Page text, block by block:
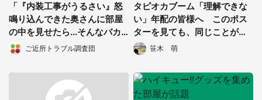
「『内装工事がうるさい』怒
鳴り込んできた奥さんに部屋
の中を見せたら...そんなバカ
な！」（都道府県・年齢不
明）
ご近所トラブル調査団
タピオカブーム「理解できな
い」年配の皆様へ このポス
ターを見ても、同じことが言
えますか？
笹木 萌